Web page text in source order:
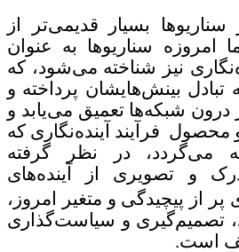
بسیار قدیمی‌تر از
امروزه سناریوها به عنوان
نیز شناخته می‌شود، كه
تبادل بینش‌هایشان پرداخته و
درون شبكه‌ها تعمیق می‌یابد و
محصول فرآیند آینده‌نگاری كه
می‌گردد، در نظر گرفته
و تصویری از آینده‌های
پر از پیچیدگی و متغیر امروز،
تصمیم‌گیری و سیاست‌گذاری
است.